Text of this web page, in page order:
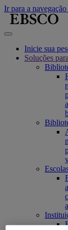
Ir para a
Inicie sua
Soluções para